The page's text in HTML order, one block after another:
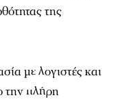
της
με λογιστές και
την πλήρη